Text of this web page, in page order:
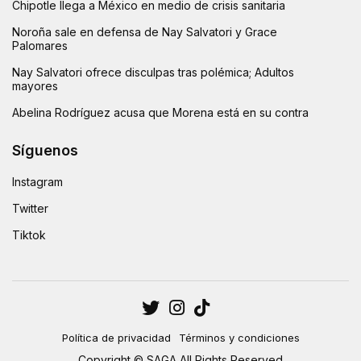
Chipotle llega a México en medio de crisis sanitaria
Noroña sale en defensa de Nay Salvatori y Grace
Palomares
Nay Salvatori ofrece disculpas tras polémica; Adultos
mayores
Abelina Rodríguez acusa que Morena está en su contra
Síguenos
Instagram
Twitter
Tiktok
Política de privacidad Términos y condiciones